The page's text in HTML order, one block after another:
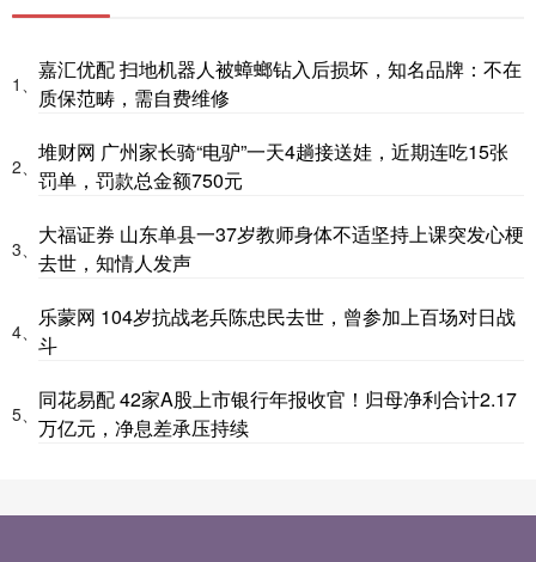
1、
嘉汇优配 扫地机器人被蟑螂钻入后损坏，知名品牌：不在
质保范畴，需自费维修
2、
堆财网 广州家长骑“电驴”一天4趟接送娃，近期连吃15张
罚单，罚款总金额750元
3、
大福证券 山东单县一37岁教师身体不适坚持上课突发心梗
去世，知情人发声
4、
乐蒙网 104岁抗战老兵陈忠民去世，曾参加上百场对日战
斗
5、
同花易配 42家A股上市银行年报收官！归母净利合计2.17
万亿元，净息差承压持续